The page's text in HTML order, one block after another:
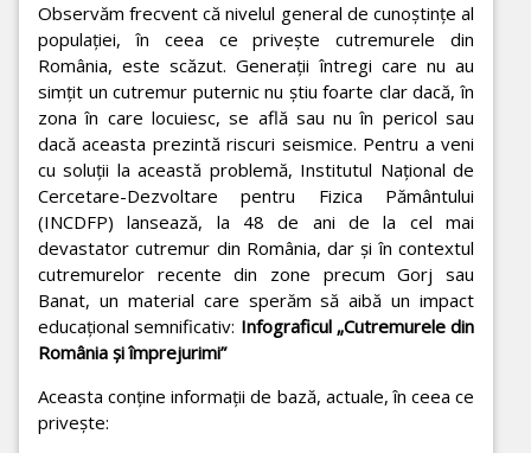
Observăm frecvent că nivelul general de cunoștințe al
populației, în ceea ce privește cutremurele din
România, este scăzut. Generații întregi care nu au
simțit un cutremur puternic nu știu foarte clar dacă, în
zona în care locuiesc, se află sau nu în pericol sau
dacă aceasta prezintă riscuri seismice. Pentru a veni
cu soluții la această problemă, Institutul Național de
Cercetare-Dezvoltare pentru Fizica Pământului
(INCDFP) lansează, la 48 de ani de la cel mai
devastator cutremur din România, dar și în contextul
cutremurelor recente din zone precum Gorj sau
Banat, un material care sperăm să aibă un impact
educațional semnificativ: Infograficul „Cutremurele din
România și împrejurimi”
Aceasta conține informații de bază, actuale, în ceea ce
privește: